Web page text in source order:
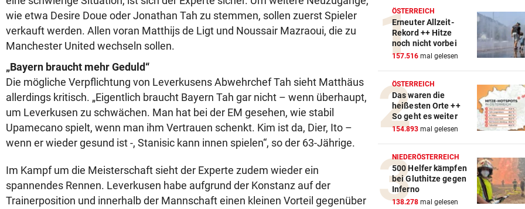
wie etwa Desire Doue oder Jonathan Tah zu stemmen, sollen zuerst Spieler
verkauft werden. Allen voran Matthijs de Ligt und Noussair Mazraoui, die zu
Manchester United wechseln sollen.
„Bayern braucht mehr Geduld“
Die mögliche Verpflichtung von Leverkusens Abwehrchef Tah sieht Matthäus
allerdings kritisch. „Eigentlich braucht Bayern Tah gar nicht – wenn überhaupt,
um Leverkusen zu schwächen. Man hat bei der EM gesehen, wie stabil
Upamecano spielt, wenn man ihm Vertrauen schenkt. Kim ist da, Dier, Ito –
wenn er wieder gesund ist -, Stanisic kann innen spielen“, so der 63-Jährige.
Im Kampf um die Meisterschaft sieht der Experte zudem wieder ein
spannendes Rennen. Leverkusen habe aufgrund der Konstanz auf der
Trainerposition und innerhalb der Mannschaft einen kleinen Vorteil gegenüber
ÖSTERREICH
Erneuter Allzeit-
Rekord ++ Hitze
noch nicht vorbei
157.516 mal gelesen
ÖSTERREICH
Das waren die
heißesten Orte ++
So geht es weiter
154.893 mal gelesen
NIEDERÖSTERREICH
500 Helfer kämpfen
bei Gluthitze gegen
Inferno
138.278 mal gelesen